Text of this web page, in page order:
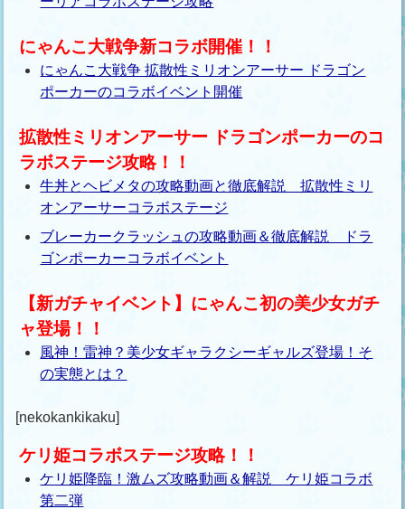
にゃんこ大戦争新コラボ開催！！
にゃんこ大戦争 拡散性ミリオンアーサー ドラゴン
ポーカーのコラボイベント開催
拡散性ミリオンアーサー ドラゴンポーカーのコ
ラボステージ攻略！！
牛丼とヘビメタの攻略動画と徹底解説 拡散性ミリ
オンアーサーコラボステージ
ブレーカークラッシュの攻略動画＆徹底解説 ドラ
ゴンポーカーコラボイベント
【新ガチャイベント】にゃんこ初の美少女ガチ
ャ登場！！
風神！雷神？美少女ギャラクシーギャルズ登場！そ
の実態とは？
[nekokankikaku]
ケリ姫コラボステージ攻略！！
ケリ姫降臨！激ムズ攻略動画＆解説 ケリ姫コラボ
第二弾